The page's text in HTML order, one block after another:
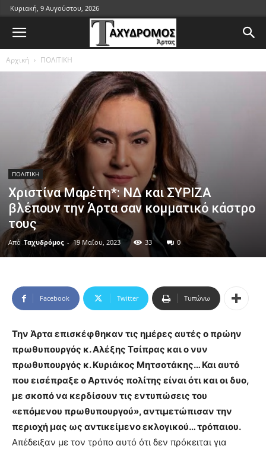
Κυριακή, 9 Αυγούστου, 2026
Αρχική ΠΟΛΙΤΙΚΗ
ΠΟΛΙΤΙΚΗ
Χριστίνα Μαρέτη*: ΝΔ και ΣΥΡΙΖΑ
βλέπουν την Άρτα σαν κομματικό κάστρο
τους
Από Ταχυδρόμος - 19 Μαΐου, 2023 33 0
Facebook Twitter Τυπώνω
Την Άρτα επισκέφθηκαν τις ημέρες αυτές ο πρώην
πρωθυπουργός κ. Αλέξης Τσίπρας και ο νυν
πρωθυπουργός κ. Κυριάκος Μητσοτάκης… Και αυτό
που εισέπραξε ο Αρτινός πολίτης είναι ότι και οι δυο,
με σκοπό να κερδίσουν τις εντυπώσεις του
«επόμενου πρωθυπουργού», αντιμετώπισαν την
περιοχή μας ως αντικείμενο εκλογικού… τρόπαιου.
Απέδειξαν με τον τρόπο αυτό ότι δεν πρόκειται για